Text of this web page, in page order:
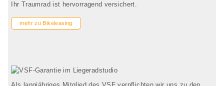
Ihr Traumrad ist hervorragend versichert.
mehr zu Bikeleasing